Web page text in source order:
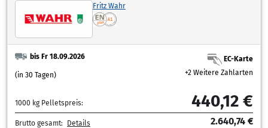
Fritz Wahr
bis Fr 18.09.2026
(in 30 Tagen)
EC-Karte
+2 Weitere Zahlarten
1000 kg Pelletspreis: 440,12 €
Brutto gesamt: Details 2.640,74 €